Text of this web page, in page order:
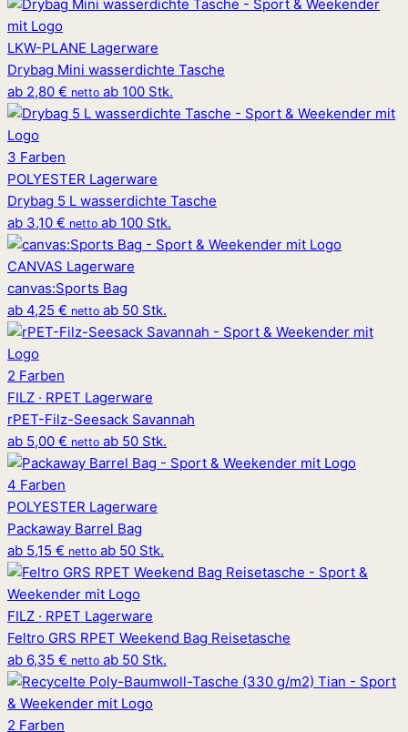
LKW-PLANE Lagerware
Drybag Mini wasserdichte Tasche
ab 2,80 € netto ab 100 Stk.
3 Farben
POLYESTER Lagerware
Drybag 5 L wasserdichte Tasche
ab 3,10 € netto ab 100 Stk.
CANVAS Lagerware
canvas:Sports Bag
ab 4,25 € netto ab 50 Stk.
2 Farben
FILZ · RPET Lagerware
rPET-Filz-Seesack Savannah
ab 5,00 € netto ab 50 Stk.
4 Farben
POLYESTER Lagerware
Packaway Barrel Bag
ab 5,15 € netto ab 50 Stk.
FILZ · RPET Lagerware
Feltro GRS RPET Weekend Bag Reisetasche
ab 6,35 € netto ab 50 Stk.
2 Farben